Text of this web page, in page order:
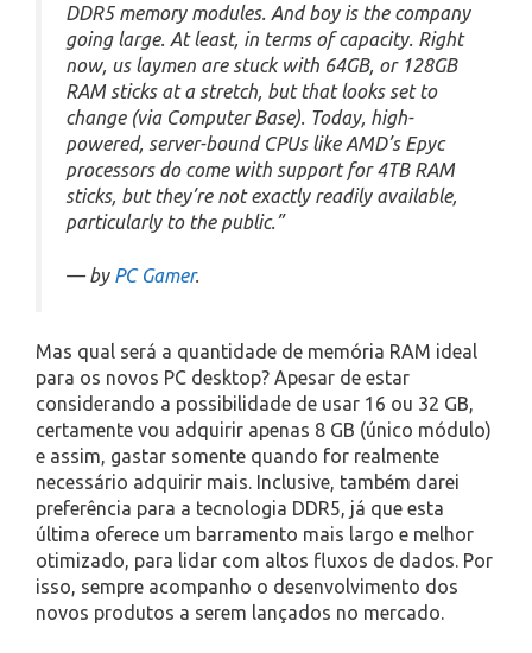
DDR5 memory modules. And boy is the company
going large. At least, in terms of capacity. Right
now, us laymen are stuck with 64GB, or 128GB
RAM sticks at a stretch, but that looks set to
change (via Computer Base). Today, high-
powered, server-bound CPUs like AMD’s Epyc
processors do come with support for 4TB RAM
sticks, but they’re not exactly readily available,
particularly to the public.”
— by PC Gamer.
Mas qual será a quantidade de memória RAM ideal
para os novos PC desktop? Apesar de estar
considerando a possibilidade de usar 16 ou 32 GB,
certamente vou adquirir apenas 8 GB (único módulo)
e assim, gastar somente quando for realmente
necessário adquirir mais. Inclusive, também darei
preferência para a tecnologia DDR5, já que esta
última oferece um barramento mais largo e melhor
otimizado, para lidar com altos fluxos de dados. Por
isso, sempre acompanho o desenvolvimento dos
novos produtos a serem lançados no mercado.